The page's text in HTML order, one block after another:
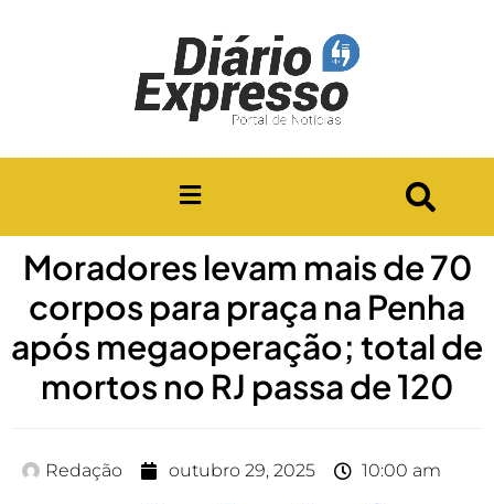
Moradores levam mais de 70
corpos para praça na Penha
após megaoperação; total de
mortos no RJ passa de 120
Redação outubro 29, 2025 10:00 am